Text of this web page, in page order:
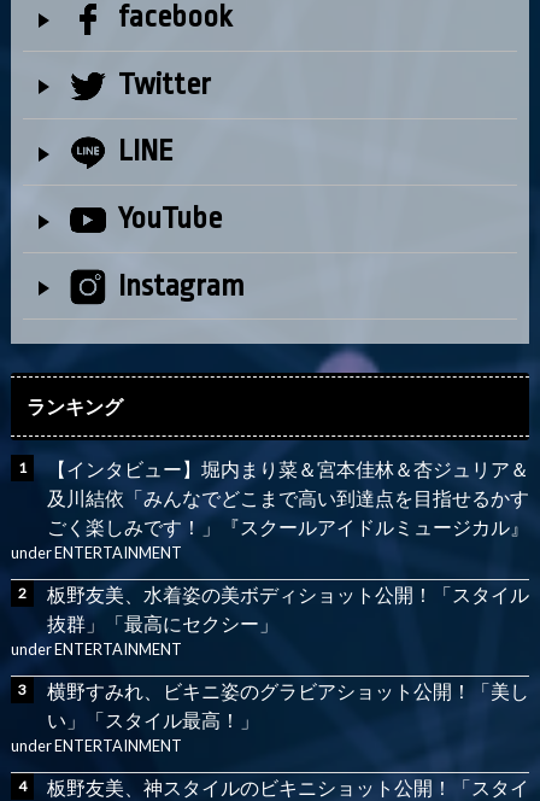
facebook
Twitter
LINE
YouTube
Instagram
ランキング
【インタビュー】堀内まり菜＆宮本佳林＆杏ジュリア＆
及川結依「みんなでどこまで高い到達点を目指せるかす
ごく楽しみです！」『スクールアイドルミュージカル』
underENTERTAINMENT
板野友美、水着姿の美ボディショット公開！「スタイル
抜群」「最高にセクシー」
underENTERTAINMENT
横野すみれ、ビキニ姿のグラビアショット公開！「美し
い」「スタイル最高！」
underENTERTAINMENT
板野友美、神スタイルのビキニショット公開！「スタイ